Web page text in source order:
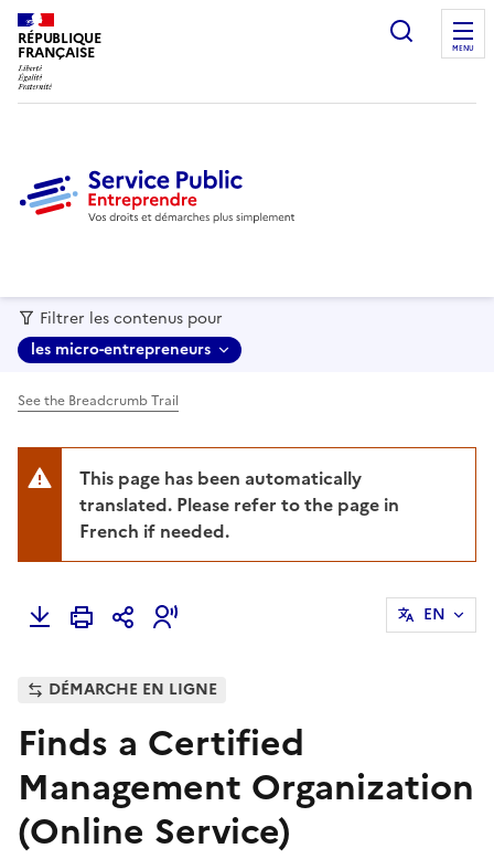
RÉPUBLIQUE
FRANÇAISE MENU
Filtrer les contenus pour
les micro-entrepreneurs
See the Breadcrumb Trail
This page has been automatically
translated. Please refer to the page in
French if needed.
EN
DÉMARCHE EN LIGNE
Finds a Certified
Management Organization
(Online Service)